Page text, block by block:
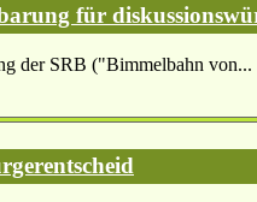
für
der SRB ("Bimmelbahn von...